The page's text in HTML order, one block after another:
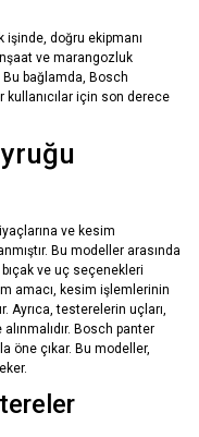
doğru ekipmanı
ve marangozluk
Bu bağlamda, Bosch
için son derece
ve kesim
Bu modeller arasında
ve uç seçenekleri
amacı, kesim işlemlerinin
Ayrıca, testerelerin uçları,
Bosch panter
öne çıkar. Bu modeller,